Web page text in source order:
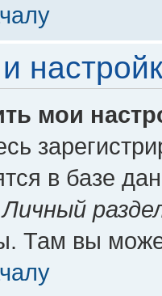
мои
в базе
Личный
Там вы